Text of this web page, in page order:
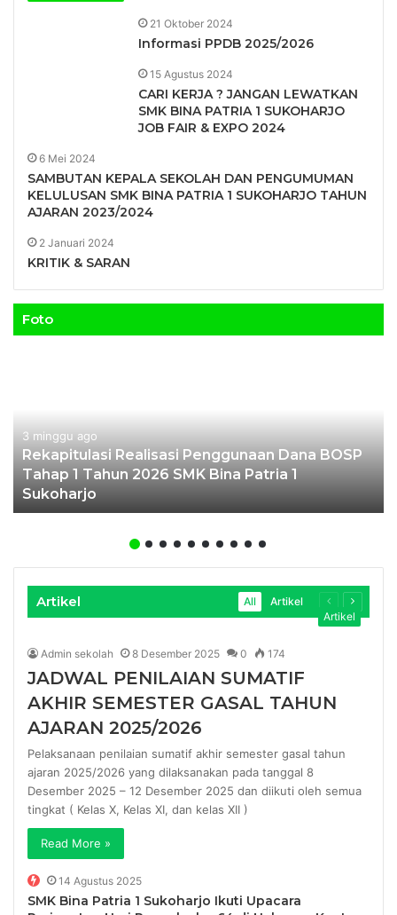
21 Oktober 2024
Informasi PPDB 2025/2026
15 Agustus 2024
CARI KERJA ? JANGAN LEWATKAN
SMK BINA PATRIA 1 SUKOHARJO
JOB FAIR & EXPO 2024
6 Mei 2024
SAMBUTAN KEPALA SEKOLAH DAN PENGUMUMAN
KELULUSAN SMK BINA PATRIA 1 SUKOHARJO TAHUN
AJARAN 2023/2024
2 Januari 2024
KRITIK & SARAN
Foto
3 minggu ago
Rekapitulasi Realisasi Penggunaan Dana BOSP
Tahap 1 Tahun 2026 SMK Bina Patria 1
Sukoharjo
Artikel All Artikel
Previous
page page
Artikel
Admin sekolah 8 Desember 2025 0 174
JADWAL PENILAIAN SUMATIF
AKHIR SEMESTER GASAL TAHUN
AJARAN 2025/2026
Pelaksanaan penilaian sumatif akhir semester gasal tahun
ajaran 2025/2026 yang dilaksanakan pada tanggal 8
Desember 2025 – 12 Desember 2025 dan diikuti oleh semua
tingkat ( Kelas X, Kelas XI, dan kelas XII )
Read More »
14 Agustus 2025
SMK Bina Patria 1 Sukoharjo Ikuti Upacara